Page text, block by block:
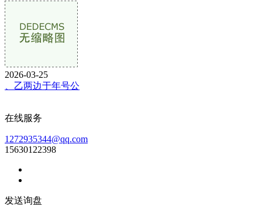
2026-03-25
、乙两边于年号公
在线服务
1272935344@qq.com
15630122398
发送询盘